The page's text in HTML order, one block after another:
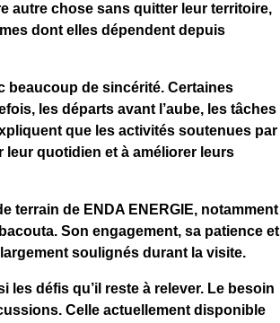
autre chose sans quitter leur territoire,
dont elles dépendent depuis
beaucoup de sincérité. Certaines
les départs avant l’aube, les tâches
que les activités soutenues par
leur quotidien et à améliorer leurs
terrain de ENDA ENERGIE, notamment
Son engagement, sa patience et
soulignés durant la visite.
les défis qu’il reste à relever. Le besoin
Celle actuellement disponible